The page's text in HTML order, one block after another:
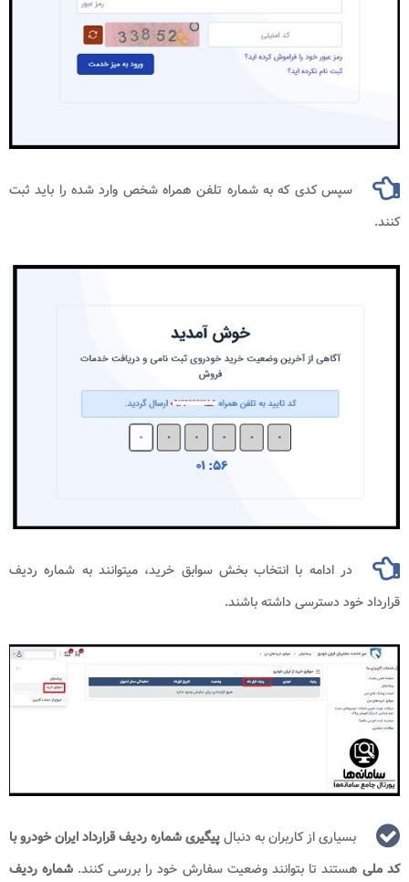
سپس کدی که به شماره تلفن همراه شخص وارد شده را باید ثبت
کنند.
در ادامه با انتخاب بخش سوابق خرید، میتوانند به شماره ردیف
قرارداد خود دسترسی داشته باشند.
بسیاری از کاربران به دنبالپیگیری شماره ردیف قرارداد ایران خودرو با
کد ملی هستند تا بتوانند وضعیت سفارش خود را بررسی کنند. شماره ردیف